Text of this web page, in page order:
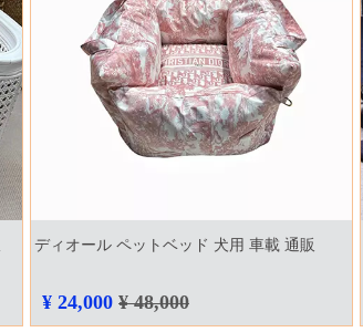
ディオール ペットベッド 犬用 車載 通販
¥ 24,000 ¥ 48,000